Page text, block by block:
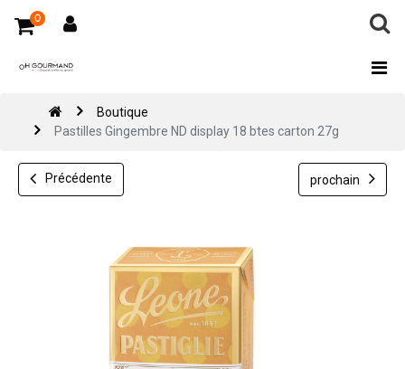
0
Boutique
Pastilles Gingembre ND display 18 btes carton 27g
Précédente prochain